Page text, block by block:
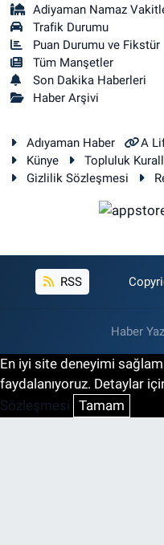
Adiyaman Namaz
Trafik Durumu
Puan Durumu ve Fikstür
Tüm Manşetler
Son Dakika Haberleri
Haber Arşivi
Adıyaman Haber A
Künye
Topluluk
Gizlilik Sözleşmesi
RSS
Haber
En iyi site deneyimi
faydalanıyoruz. Detaylar
Sözleşmesi Tamam